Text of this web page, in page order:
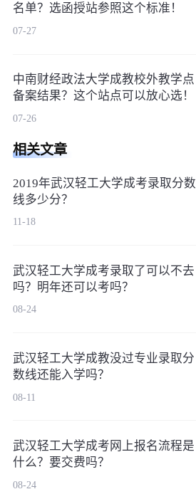
名单？选函授站参照这个标准！
07-27
中南财经政法大学成教校外教学点
备案结果？这个站点可以放心选！
07-26
相关文章
2019年武汉轻工大学成考录取分数
线多少分？
11-18
武汉轻工大学成考录取了可以不去
吗？明年还可以考吗？
08-24
武汉轻工大学成教没过专业录取分
数线还能入学吗？
08-11
武汉轻工大学成考网上报名流程是
什么？要交费吗？
08-24